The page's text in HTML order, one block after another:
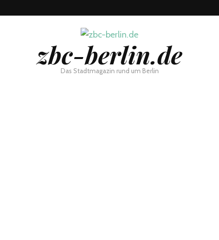
zbc-berlin.de
Das Stadtmagazin rund um Berlin